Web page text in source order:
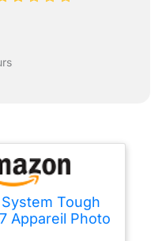
Tough
Appareil Photo